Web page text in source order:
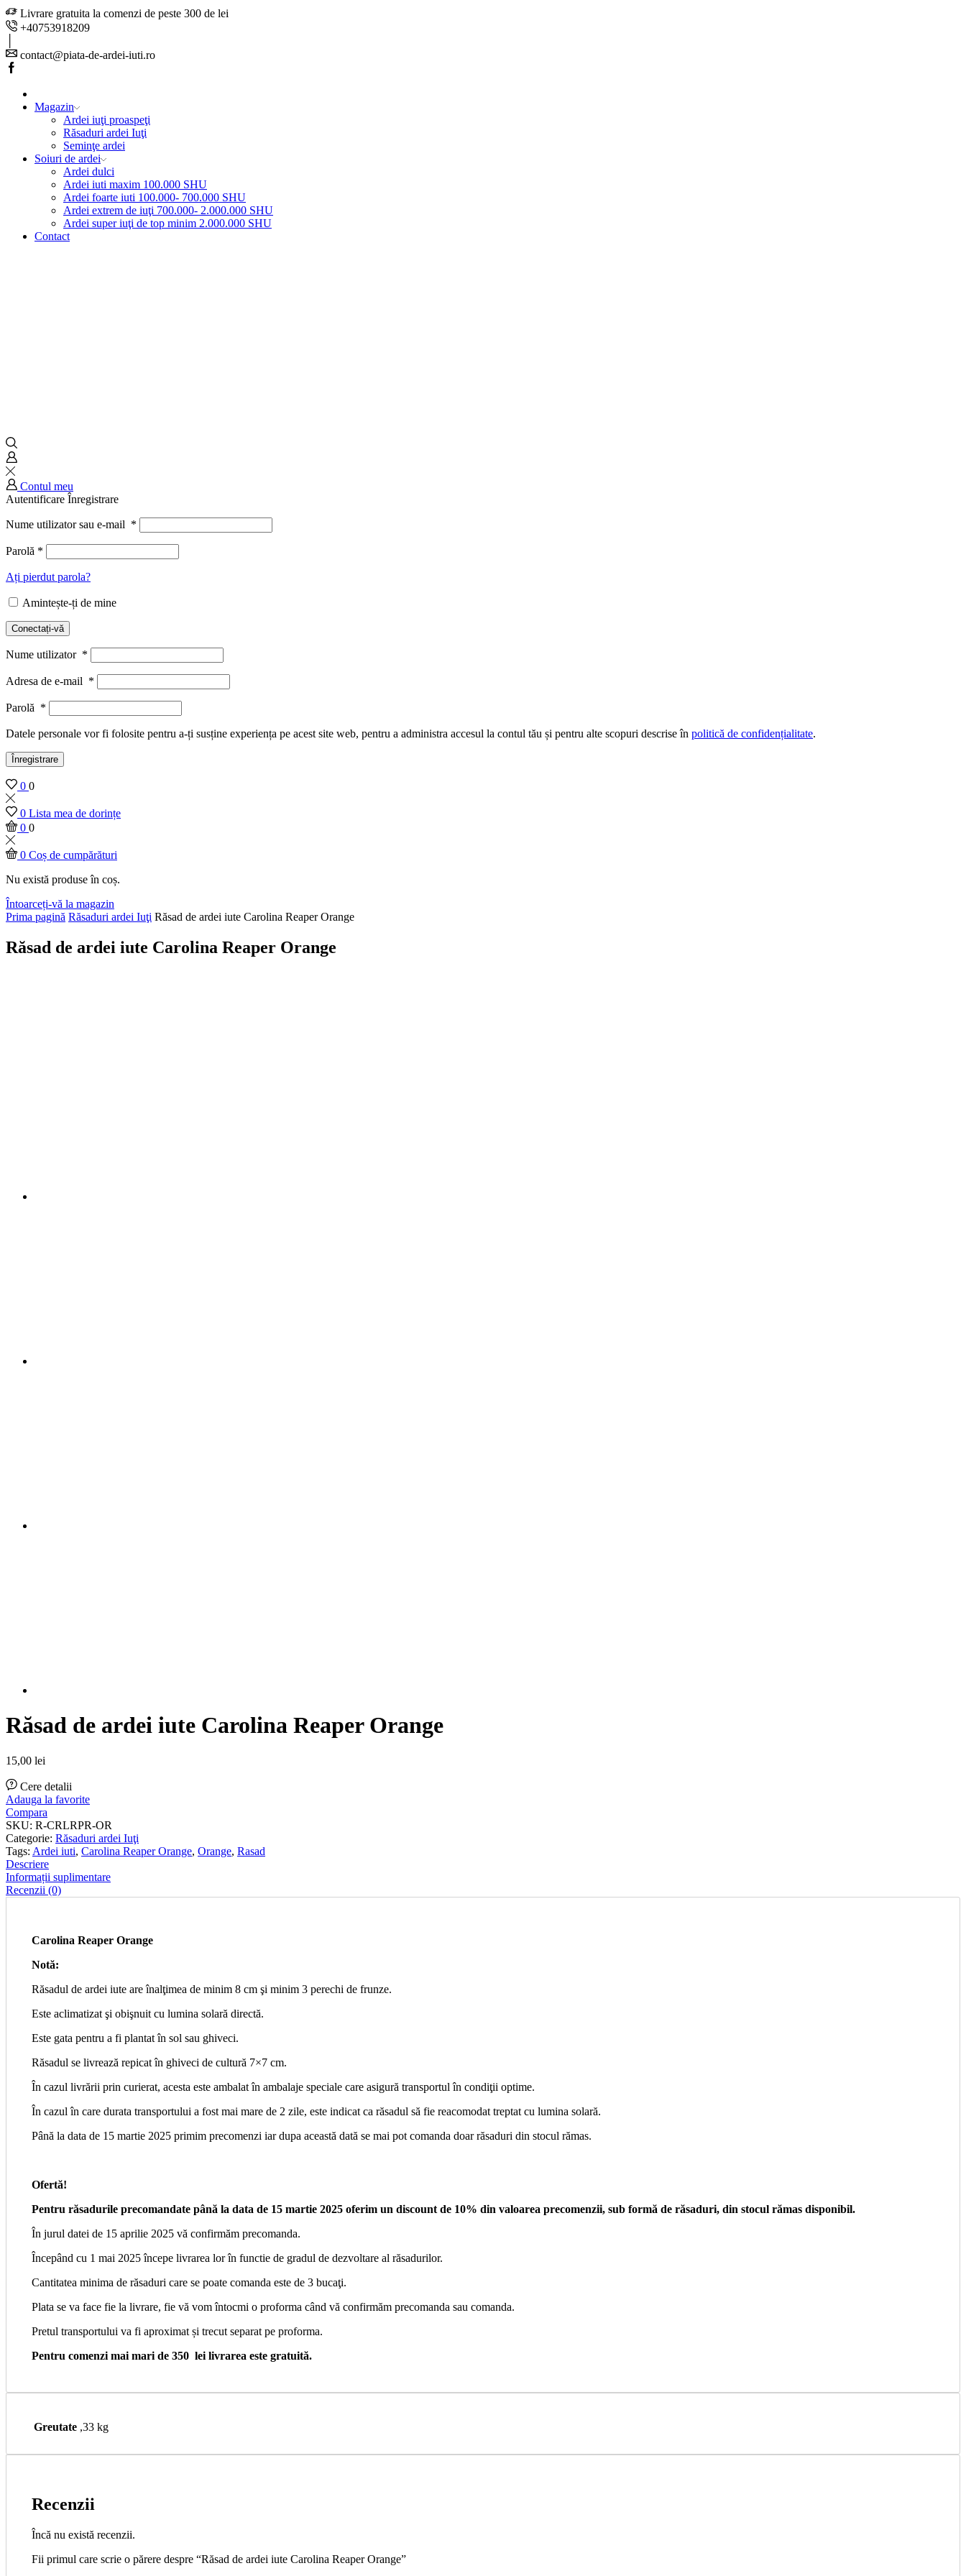
Livrare gratuita la comenzi de peste 300 de lei
+40753918209
contact@piata-de-ardei-iuti.ro
Facebook
Magazin
Ardei iuţi proaspeţi
Răsaduri ardei Iuţi
Seminţe ardei
Soiuri de ardei
Ardei dulci
Ardei iuti maxim 100.000 SHU
Ardei foarte iuti 100.000- 700.000 SHU
Ardei extrem de iuţi 700.000- 2.000.000 SHU
Ardei super iuţi de top minim 2.000.000 SHU
Contact
Contul meu
Autentificare Înregistrare
Nume utilizator sau e-mail *
Parolă *
Ați pierdut parola?
Amintește-ți de mine
Conectați-vă
Nume utilizator *
Adresa de e-mail *
Parolă *
Datele personale vor fi folosite pentru a-ți susține experiența pe acest site web, pentru a administra accesul la contul tău și pentru alte scopuri descrise în politică de confidențialitate.
Înregistrare
0 0
0 Lista mea de dorințe
0 0
0 Coș de cumpărături
Nu există produse în coș.
Întoarceți-vă la magazin
Prima pagină Răsaduri ardei Iuţi Răsad de ardei iute Carolina Reaper Orange
Răsad de ardei iute Carolina Reaper Orange
Răsad de ardei iute Carolina Reaper Orange
15,00 lei
Cere detalii
Adauga la favorite
Compara
SKU: R-CRLRPR-OR
Categorie: Răsaduri ardei Iuţi
Tags: Ardei iuti, Carolina Reaper Orange, Orange, Rasad
Descriere
Informații suplimentare
Recenzii (0)
Carolina Reaper Orange
Notă:
Răsadul de ardei iute are înalţimea de minim 8 cm şi minim 3 perechi de frunze.
Este aclimatizat şi obişnuit cu lumina solară directă.
Este gata pentru a fi plantat în sol sau ghiveci.
Răsadul se livrează repicat în ghiveci de cultură 7×7 cm.
În cazul livrării prin curierat, acesta este ambalat în ambalaje speciale care asigură transportul în condiţii optime.
În cazul în care durata transportului a fost mai mare de 2 zile, este indicat ca răsadul să fie reacomodat treptat cu lumina solară.
Până la data de 15 martie 2025 primim precomenzi iar dupa această dată se mai pot comanda doar răsaduri din stocul rămas.
Ofertă!
Pentru răsadurile precomandate până la data de 15 martie 2025 oferim un discount de 10% din valoarea precomenzii, sub formă de răsaduri, din stocul rămas disponibil.
În jurul datei de 15 aprilie 2025 vă confirmăm precomanda.
Începând cu 1 mai 2025 începe livrarea lor în functie de gradul de dezvoltare al răsadurilor.
Cantitatea minima de răsaduri care se poate comanda este de 3 bucaţi.
Plata se va face fie la livrare, fie vă vom întocmi o proforma când vă confirmăm precomanda sau comanda.
Pretul transportului va fi aproximat și trecut separat pe proforma.
Pentru comenzi mai mari de 350 lei livrarea este gratuită.
Greutate ,33 kg
Recenzii
Încă nu există recenzii.
Fii primul care scrie o părere despre “Răsad de ardei iute Carolina Reaper Orange”